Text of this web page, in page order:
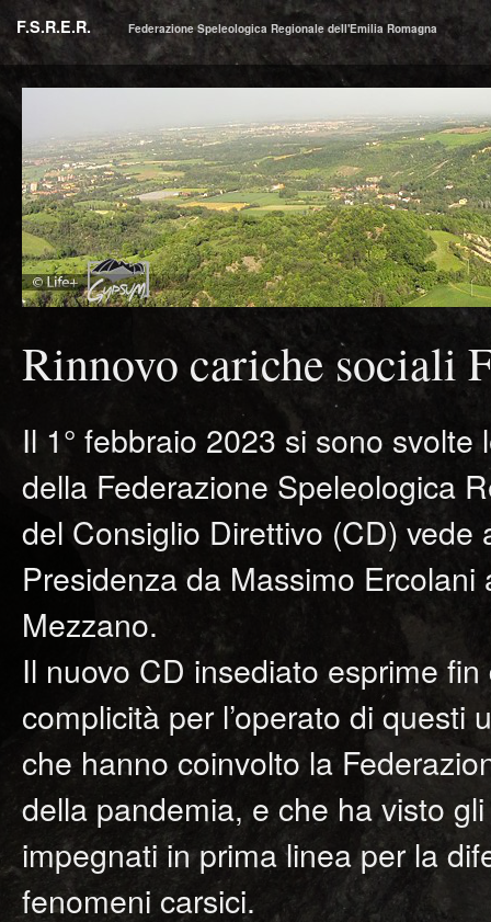
F.S.R.E.R. Federazione Speleologica Regionale dell'Emilia Romagna
Rinnovo cariche sociali
Il 1° febbraio 2023 si sono
della Federazione Speleologica
del Consiglio Direttivo (CD)
Presidenza da Massimo
Mezzano.
Il nuovo CD insediato esprime
complicità per l’operato di
che hanno coinvolto la
della pandemia, e che ha visto
impegnati in prima linea per la
fenomeni carsici.